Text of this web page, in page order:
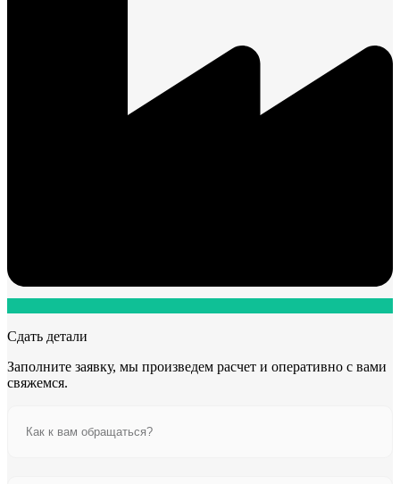
Сдать детали
Заполните заявку, мы произведем расчет и оперативно с вами
свяжемся.